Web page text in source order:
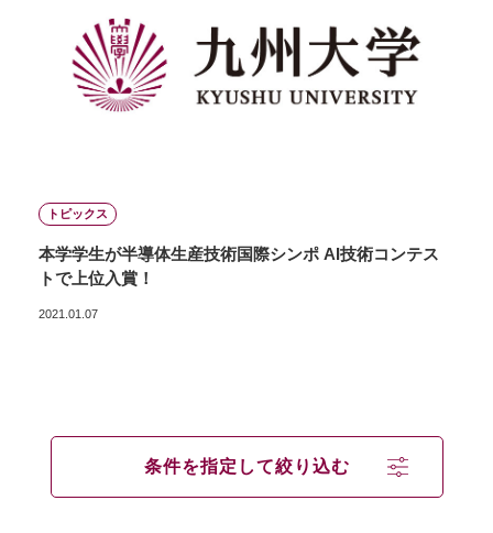
トピックス
本学学生が半導体生産技術国際シンポ AI技術コンテス
トで上位入賞！
2021.01.07
条件を指定して絞り込む